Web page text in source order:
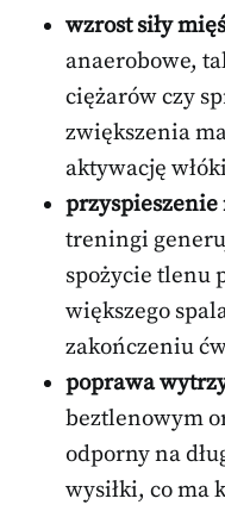
wzrost siły
anaerobowe,
ciężarów czy
zwiększenia
aktywację
treningi
spożycie tlenu
większego
zakończeniu
poprawa
beztlenowym
odporny na
wysiłki, co ma